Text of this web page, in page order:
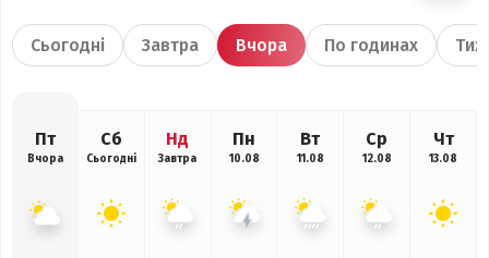
Сьогодні Завтра Вчора По годинах
Пт
Вчора
Сб
Сьогодні
Нд
Завтра
Пн
10.08
Вт
11.08
Ср
12.08
Чт
13.08